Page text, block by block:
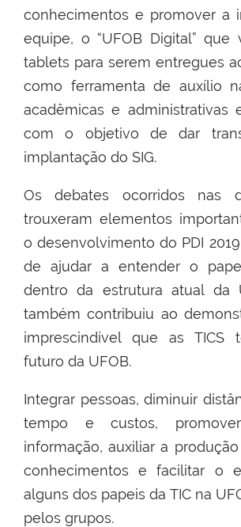
conhecimentos e promover a
equipe, o “UFOB Digital” que
tablets para serem entregues
como ferramenta de auxílio
acadêmicas e administrativas
com o objetivo de dar
implantação do SIG.
Os debates ocorridos nas
trouxeram elementos
o desenvolvimento do PDI
de ajudar a entender o
dentro da estrutura atual da
também contribuiu ao
imprescindível que as TICS
futuro da UFOB.
Integrar pessoas, diminuir
tempo e custos,
informação, auxiliar a
conhecimentos e facilitar o
alguns dos papeis da TIC na
pelos grupos.